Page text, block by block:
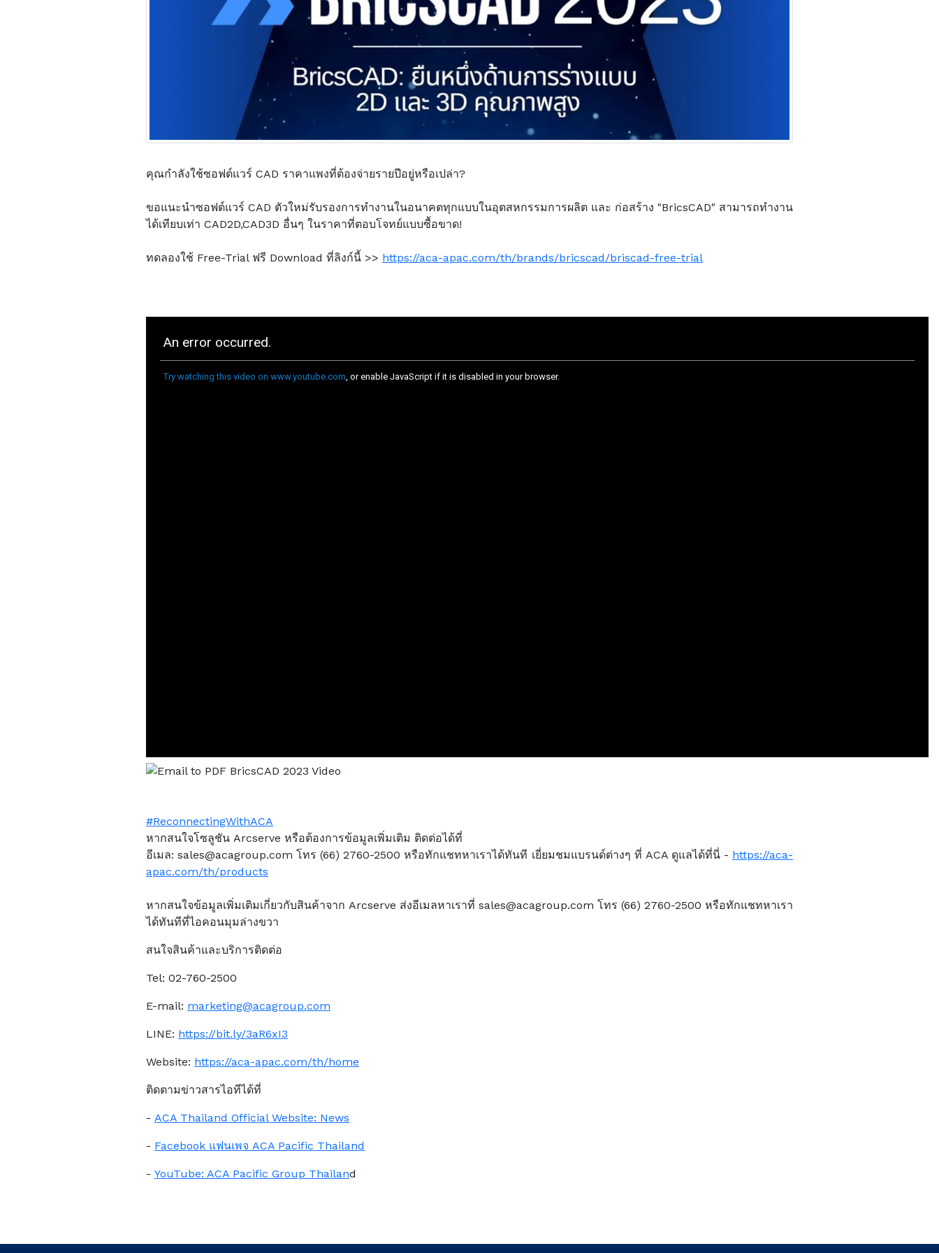
คุณกำลังใช้ซอฟต์แวร์ CAD ราคาแพงที่ต้องจ่ายรายปีอยู่หรือเปล่า?
ขอแนะนำซอฟต์แวร์ CAD ตัวใหม่รับรองการทำงานในอนาคตทุกแบบในอุตสหกรรมการผลิต และ ก่อสร้าง "BricsCAD" สามารถทำงาน
ได้เทียบเท่า CAD2D,CAD3D อื่นๆ ในราคาที่ตอบโจทย์แบบซื้อขาด!
ทดลองใช้ Free-Trial ฟรี Download ที่ลิงก์นี้ >> https://aca-apac.com/th/brands/bricscad/briscad-free-trial
#ReconnectingWithACA
หากสนใจโซลูชัน Arcserve หรือต้องการข้อมูลเพิ่มเติม ติดต่อได้ที่
อีเมล: sales@acagroup.com โทร (66) 2760-2500 หรือทักแชทหาเราได้ทันที เยี่ยมชมแบรนด์ต่างๆ ที่ ACA ดูแลได้ที่นี่ - https://aca-
apac.com/th/products
หากสนใจข้อมูลเพิ่มเติมเกี่ยวกับสินค้าจาก Arcserve ส่งอีเมลหาเราที่ sales@acagroup.com โทร (66) 2760-2500 หรือทักแชทหาเรา
ได้ทันทีที่ไอคอนมุมล่างขวา
สนใจสินค้าและบริการติดต่อ
Tel: 02-760-2500
E-mail: marketing@acagroup.com
LINE: https://bit.ly/3aR6xI3
Website: https://aca-apac.com/th/home
ติดตามข่าวสารไอทีได้ที่
- ACA Thailand Official Website: News
- Facebook แฟนเพจ ACA Pacific Thailand
- YouTube: ACA Pacific Group Thailand